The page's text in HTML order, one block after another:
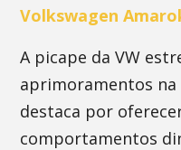
Volkswagen
A picape da VW
aprimoramentos
destaca por
comportamentos